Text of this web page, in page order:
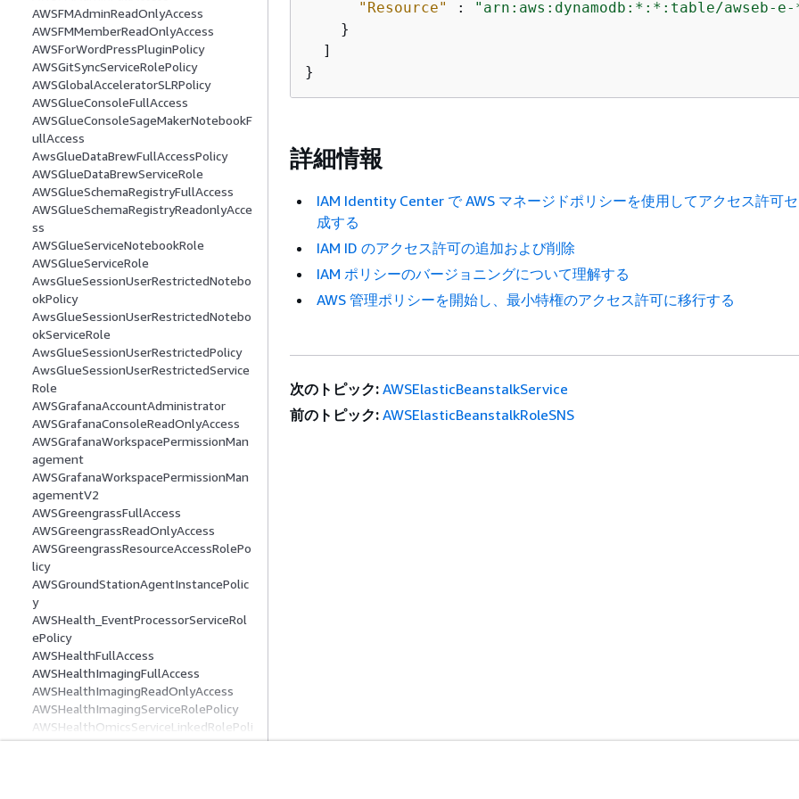
AWSFMAdminReadOnlyAccess
AWSFMMemberReadOnlyAccess
AWSForWordPressPluginPolicy
AWSGitSyncServiceRolePolicy
AWSGlobalAcceleratorSLRPolicy
AWSGlueConsoleFullAccess
AWSGlueConsoleSageMakerNotebookF
ullAccess
AwsGlueDataBrewFullAccessPolicy
AWSGlueDataBrewServiceRole
AWSGlueSchemaRegistryFullAccess
AWSGlueSchemaRegistryReadonlyAcce
ss
AWSGlueServiceNotebookRole
AWSGlueServiceRole
AwsGlueSessionUserRestrictedNotebo
okPolicy
AwsGlueSessionUserRestrictedNotebo
okServiceRole
AwsGlueSessionUserRestrictedPolicy
AwsGlueSessionUserRestrictedService
Role
AWSGrafanaAccountAdministrator
AWSGrafanaConsoleReadOnlyAccess
AWSGrafanaWorkspacePermissionMan
agement
AWSGrafanaWorkspacePermissionMan
agementV2
AWSGreengrassFullAccess
AWSGreengrassReadOnlyAccess
AWSGreengrassResourceAccessRolePo
licy
AWSGroundStationAgentInstancePolic
y
AWSHealth_EventProcessorServiceRol
ePolicy
AWSHealthFullAccess
AWSHealthImagingFullAccess
AWSHealthImagingReadOnlyAccess
AWSHealthImagingServiceRolePolicy
AWSHealthOmicsServiceLinkedRolePoli
cy
"Resource"
:
"arn:aws:dynamodb:*:*:table/awseb-
    }
  ]
}
詳細情報
IAM Identity Center で AWS マネージドポリシーを使用してアクセス許可
成する
IAM ID のアクセス許可の追加および削除
IAM ポリシーのバージョニングについて理解する
AWS 管理ポリシーを開始し、最小特権のアクセス許可に移行する
次のトピック: AWSElasticBeanstalkService
前のトピック: AWSElasticBeanstalkRoleSNS